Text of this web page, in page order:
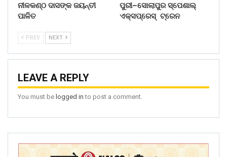
ନୀଳକଣ୍ଠ ଦାସଙ୍କ ଜୟନ୍ତୀ
ପାଳିତ
ପୁରୀ–ସୋଲାପୁର ସ୍ପେଶାଲ୍
ଏକ୍ସପ୍ରେସ୍ ଟ୍ରେନ
PREV NEXT
LEAVE A REPLY
You must be logged in to post a comment.